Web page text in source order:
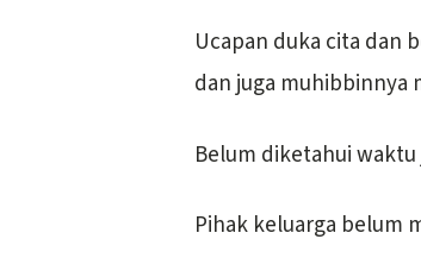
Ucapan duka cita dan
dan juga muhibbinnya
Belum diketahui
Pihak keluarga belum